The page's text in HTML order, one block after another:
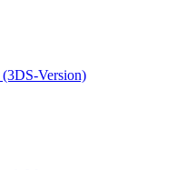
Version)